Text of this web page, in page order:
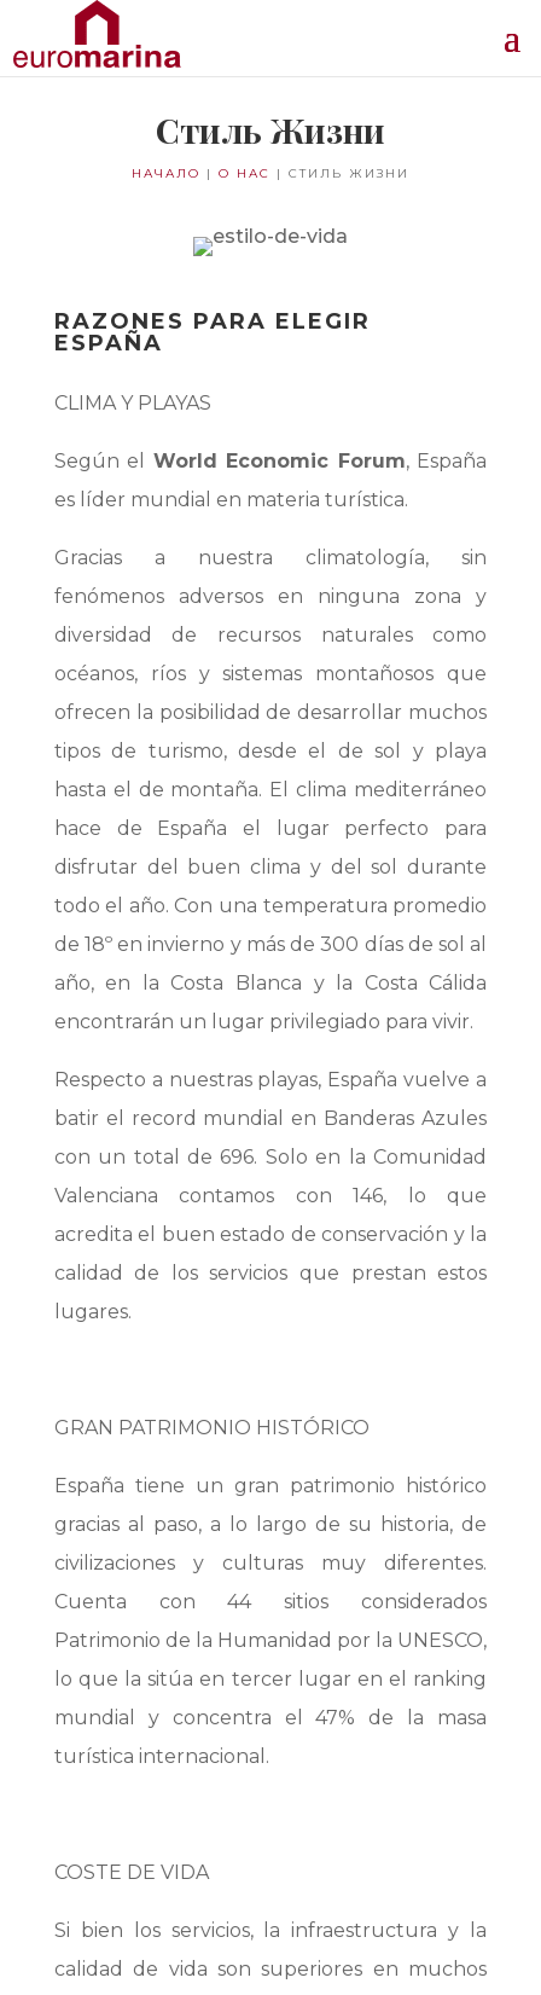
Стиль Жизни
НАЧАЛО | О НАС | СТИЛЬ ЖИЗНИ
RAZONES PARA ELEGIR
ESPAÑA
CLIMA Y PLAYAS
Según el World Economic Forum, España
es líder mundial en materia turística.
Gracias a nuestra climatología, sin
fenómenos adversos en ninguna zona y
diversidad de recursos naturales como
océanos, ríos y sistemas montañosos que
ofrecen la posibilidad de desarrollar muchos
tipos de turismo, desde el de sol y playa
hasta el de montaña. El clima mediterráneo
hace de España el lugar perfecto para
disfrutar del buen clima y del sol durante
todo el año. Con una temperatura promedio
de 18º en invierno y más de 300 días de sol al
año, en la Costa Blanca y la Costa Cálida
encontrarán un lugar privilegiado para vivir.
Respecto a nuestras playas, España vuelve a
batir el record mundial en Banderas Azules
con un total de 696. Solo en la Comunidad
Valenciana contamos con 146, lo que
acredita el buen estado de conservación y la
calidad de los servicios que prestan estos
lugares.
GRAN PATRIMONIO HISTÓRICO
España tiene un gran patrimonio histórico
gracias al paso, a lo largo de su historia, de
civilizaciones y culturas muy diferentes.
Cuenta con 44 sitios considerados
Patrimonio de la Humanidad por la UNESCO,
lo que la sitúa en tercer lugar en el ranking
mundial y concentra el 47% de la masa
turística internacional.
COSTE DE VIDA
Si bien los servicios, la infraestructura y la
calidad de vida son superiores en muchos